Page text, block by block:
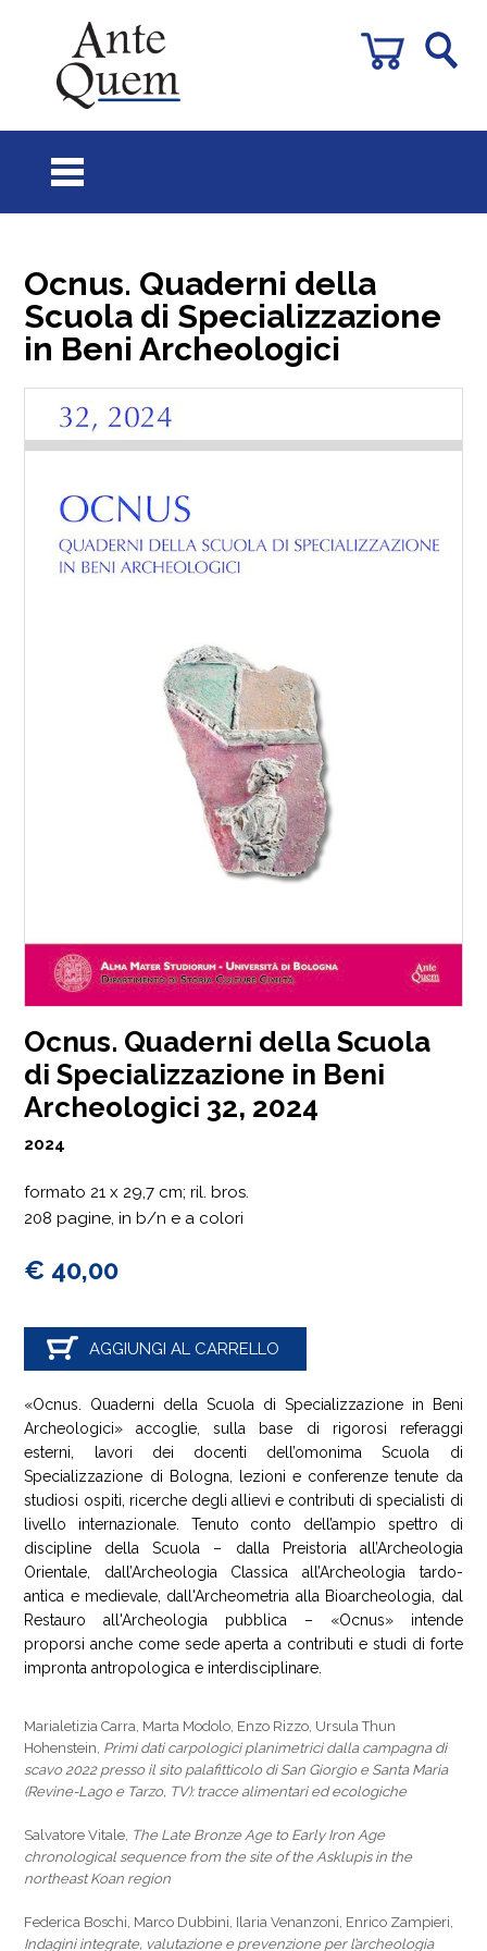
Ocnus. Quaderni della
Scuola di Specializzazione
in Beni Archeologici
Ocnus. Quaderni della Scuola
di Specializzazione in Beni
Archeologici 32, 2024
2024
formato 21 x 29,7 cm; ril. bros.
208 pagine, in b/n e a colori
€ 40,00
AGGIUNGI AL CARRELLO
«Ocnus. Quaderni della Scuola di Specializzazione in Beni
Archeologici» accoglie, sulla base di rigorosi referaggi
esterni, lavori dei docenti dell’omonima Scuola di
Specializzazione di Bologna, lezioni e conferenze tenute da
studiosi ospiti, ricerche degli allievi e contributi di specialisti di
livello internazionale. Tenuto conto dell’ampio spettro di
discipline della Scuola – dalla Preistoria all’Archeologia
Orientale, dall’Archeologia Classica all’Archeologia tardo-
antica e medievale, dall'Archeometria alla Bioarcheologia, dal
Restauro all'Archeologia pubblica – «Ocnus» intende
proporsi anche come sede aperta a contributi e studi di forte
impronta antropologica e interdisciplinare.
Marialetizia Carra, Marta Modolo, Enzo Rizzo, Ursula Thun
Hohenstein, Primi dati carpologici planimetrici dalla campagna di
scavo 2022 presso il sito palafitticolo di San Giorgio e Santa Maria
(Revine-Lago e Tarzo, TV): tracce alimentari ed ecologiche
Salvatore Vitale, The Late Bronze Age to Early Iron Age
chronological sequence from the site of the Asklupis in the
northeast Koan region
Federica Boschi, Marco Dubbini, Ilaria Venanzoni, Enrico Zampieri,
Indagini integrate, valutazione e prevenzione per l’archeologia